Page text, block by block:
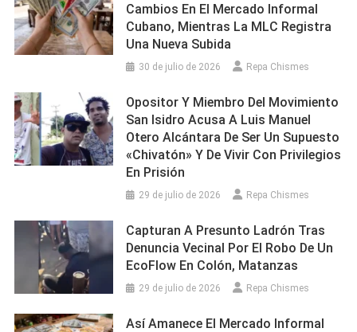
Cambios En El Mercado Informal
Cubano, Mientras La MLC Registra
Una Nueva Subida
30 de julio de 2026 Repa Chismes
Opositor Y Miembro Del Movimiento
San Isidro Acusa A Luis Manuel
Otero Alcántara De Ser Un Supuesto
«chivatón» Y De Vivir Con Privilegios
En Prisión
29 de julio de 2026 Repa Chismes
Capturan A Presunto Ladrón Tras
Denuncia Vecinal Por El Robo De Un
EcoFlow En Colón, Matanzas
29 de julio de 2026 Repa Chismes
Así Amanece El Mercado Informal